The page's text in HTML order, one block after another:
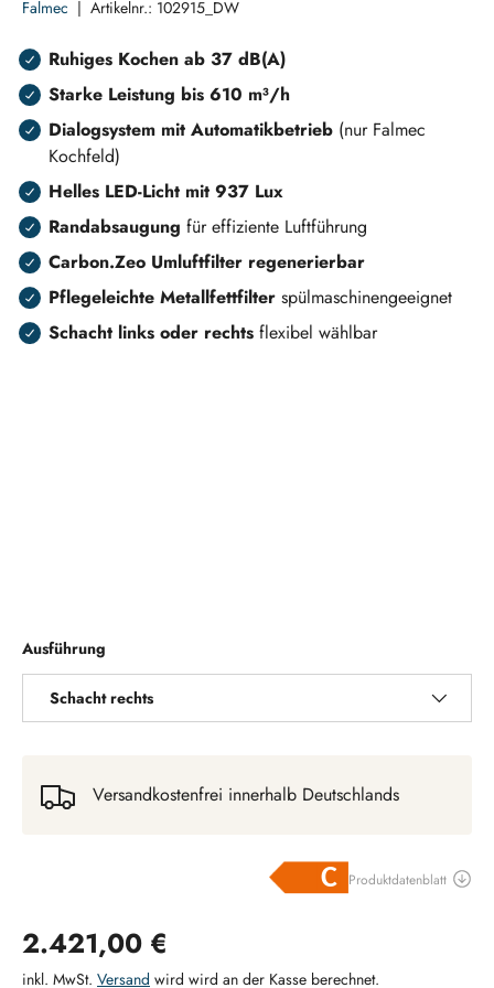
Falmec | Artikelnr.: 102915_DW
Ruhiges Kochen ab 37 dB(A)
Starke Leistung bis 610 m³/h
Dialogsystem mit Automatikbetrieb (nur Falmec
Kochfeld)
Helles LED-Licht mit 937 Lux
Randabsaugung für effiziente Luftführung
Carbon.Zeo Umluftfilter regenerierbar
Pflegeleichte Metallfettfilter spülmaschinengeeignet
Schacht links oder rechts flexibel wählbar
Ausführung
Schacht rechts
Versandkostenfrei innerhalb Deutschlands
Normaler Preis
2.421,00 €
inkl. MwSt. Versand wird wird an der Kasse berechnet.